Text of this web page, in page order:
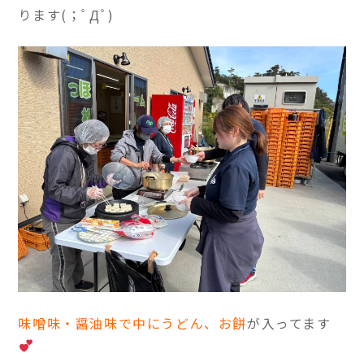
ります(；ﾟДﾟ)
味噌味・醤油味で中にうどん、お餅が入ってます